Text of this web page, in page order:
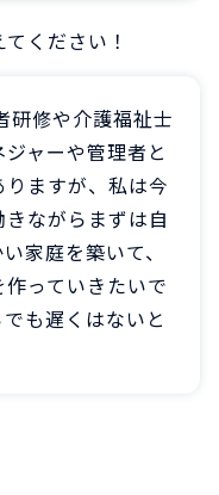
ください！
研修や介護福祉士
ャーや管理者と
ますが、私は今
ながらまずは自
家庭を築いて、
っていきたいで
も遅くはないと